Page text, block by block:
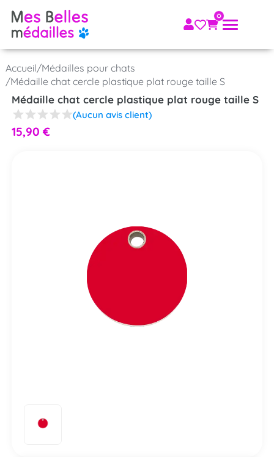
Accueil/Médailles pour chats
/Médaille chat cercle plastique plat rouge taille S
Médaille chat cercle plastique plat rouge taille S
(Aucun avis client)
15,90 €